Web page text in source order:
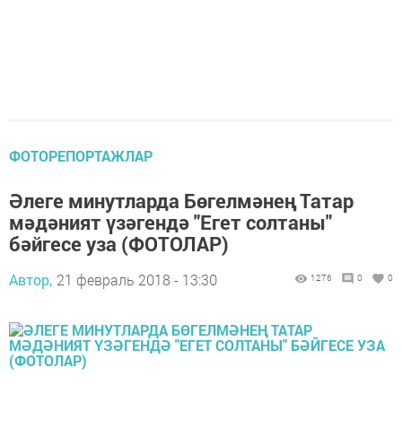
ФОТОРЕПОРТАЖЛАР
Әлеге минутларда Бөгелмәнең Татар
мәдәният үзәгендә "Егет солтаны"
бәйгесе уза (ФОТОЛАР)
Автор, 21 февраль 2018 - 13:30 1276 0 0